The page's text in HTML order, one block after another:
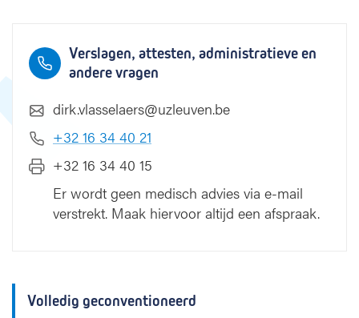
Verslagen, attesten, administratieve en
andere vragen
dirk.vlasselaers@uzleuven.be
+32 16 34 40 21
+32 16 34 40 15
Er wordt geen medisch advies via e-mail
verstrekt. Maak hiervoor altijd een afspraak.
Volledig geconventioneerd